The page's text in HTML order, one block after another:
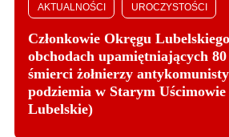
AKTUALNOŚCI UROCZYSTOŚCI
Członkowie Okręgu
obchodach upamiętniających
śmierci żołnierzy
podziemia w Starym
Lubelskie)